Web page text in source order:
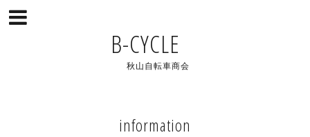
B-CYCLE
秋山自転車商会
information